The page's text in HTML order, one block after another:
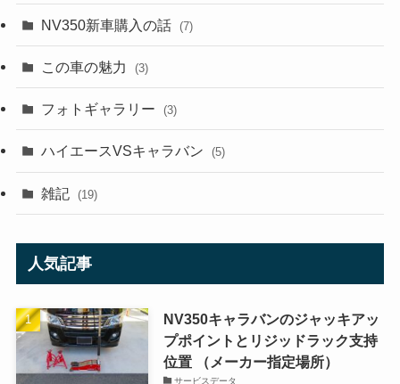
NV350新車購入の話 (7)
この車の魅力 (3)
フォトギャラリー (3)
ハイエースVSキャラバン (5)
雑記 (19)
人気記事
NV350キャラバンのジャッキアッ
プポイントとリジッドラック支持
位置 （メーカー指定場所）
サービスデータ